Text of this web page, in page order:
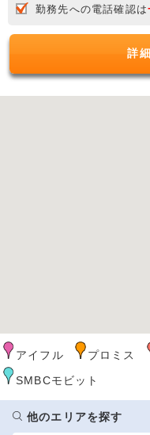
勤務先への電話確認は
詳
アイフル プロミス
SMBCモビット
他のエリアを探す